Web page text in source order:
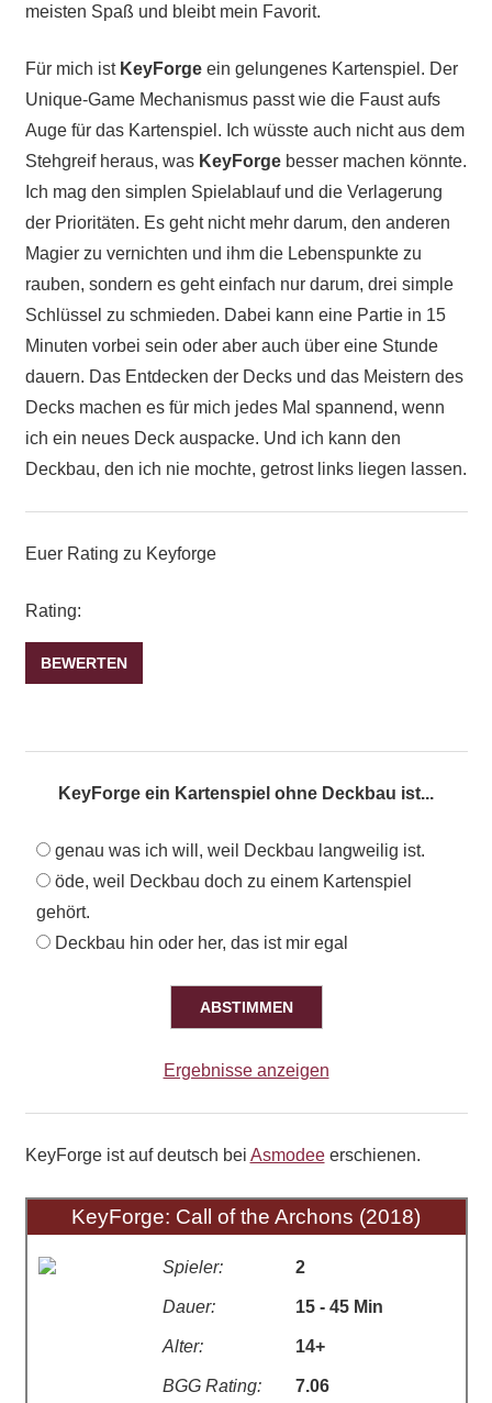
meisten Spaß und bleibt mein Favorit.
Für mich ist KeyForgeein gelungenes Kartenspiel. Der
Unique-Game Mechanismus passt wie die Faust aufs
Auge für das Kartenspiel. Ich wüsste auch nicht aus dem
Stehgreif heraus, was KeyForgebesser machen könnte.
Ich mag den simplen Spielablauf und die Verlagerung
der Prioritäten. Es geht nicht mehr darum, den anderen
Magier zu vernichten und ihm die Lebenspunkte zu
rauben, sondern es geht einfach nur darum, drei simple
Schlüssel zu schmieden. Dabei kann eine Partie in 15
Minuten vorbei sein oder aber auch über eine Stunde
dauern. Das Entdecken der Decks und das Meistern des
Decks machen es für mich jedes Mal spannend, wenn
ich ein neues Deck auspacke. Und ich kann den
Deckbau, den ich nie mochte, getrost links liegen lassen.
Euer Rating zu Keyforge
Rating:
KeyForge ein Kartenspiel ohne Deckbau ist...
genau was ich will, weil Deckbau langweilig ist.
öde, weil Deckbau doch zu einem Kartenspiel
gehört.
Deckbau hin oder her, das ist mir egal
Ergebnisse anzeigen
KeyForge ist auf deutsch bei Asmodeeerschienen.
KeyForge: Call of the Archons (2018)
Spieler: 2
Dauer: 15 - 45 Min
Alter: 14+
BGG Rating: 7.06